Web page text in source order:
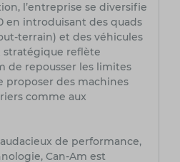
l’entreprise se diversifie
en introduisant des quads
terrain) et des véhicules
stratégique reflète
de repousser les limites
proposer des machines
comme aux
de performance,
Can-Am est